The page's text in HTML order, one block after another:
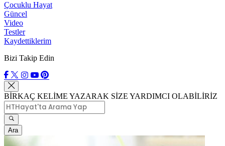
Çocuklu Hayat
Güncel
Video
Testler
Kaydettiklerim
Bizi Takip Edin
BİRKAÇ KELİME YAZARAK SİZE YARDIMCI OLABİLİRİZ
Ara